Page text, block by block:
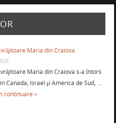
Maria din Craiova
Maria din Craiova s-a întors
Canada, Israel şi America de Sud, …
continuare »